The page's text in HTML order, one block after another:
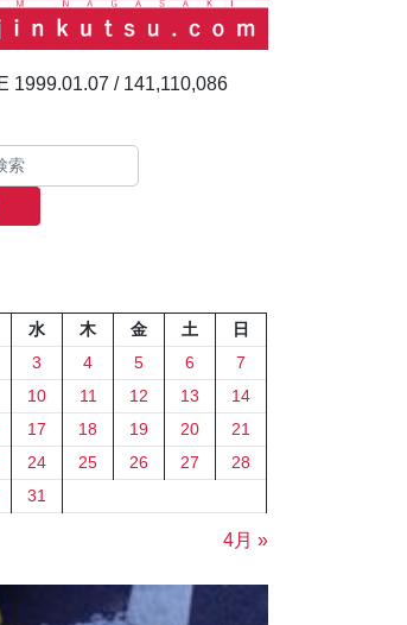
141,110,086
水 木 金 土
日
3 4 5 6
7
10 11 12 13
14
17 18 19 20
21
24 25 26 27
28
31
4月 »